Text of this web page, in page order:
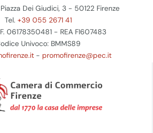
Dei Giudici, 3 - 50122 Firenze
Tel. +39 055 2671 41
06178350481 - REA FI607483
Univoco: BMMS89
- promofirenze@pec.it